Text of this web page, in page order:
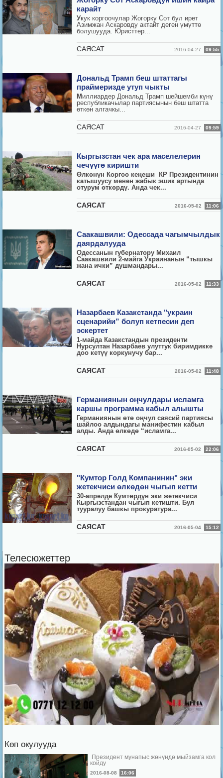
карайт
Укук коргоочулар Жогорку Сот бул ирет
Азимжан Аскаровду актайт деген үмүттө
болушууда. Юристтер...
CАЯСАТ 2016-04-27 09:55
Дональд Трамп беш штаттагы
праймеризде утуп чыкты
М иллиардер Дональд Трамп шейшемби күнү
республикачылар партиясынын беш штатта
өткөн алгачкы...
CАЯСАТ 2016-04-27 09:59
Кыргызстан чек ара маселелерин
чечүүгө киришти
Өлкөнүн Коргоо кеңеши КР Президентинин
катышуусу менен жабык эшик артында
отурум өткөрдү. Анда чек...
CАЯСАТ 2016-05-02 11:06
Саакашвили: Одессада чагымчылдык
даярдалууда
Одессанын губернатору Михаил
Саакашвили 2-майга Украинанын “тышкы
жана ички” душмандары...
CАЯСАТ 2016-05-02 11:33
Назарбаев Казакстанда "украин
сценарийи” болуп кетпесин деп
эскертет
1-майда Казакстандын президенти
Нурсултан Назарбаев улуттук биримдикке
доо кетүү коркунучу бар...
CАЯСАТ 2016-05-02 11:48
Германиянын оңчулдары исламга
каршы программа кабыл алышты
Германиянын өтө оңчул саясий партиясы
шайлоо алдындагы манифестин кабыл
алды. Анда өлкөдө “исламга...
CАЯСАТ 2016-05-02 22:06
"Кумтор Голд Компанинин" эки
жетекчиси өлкөдөн чыгып кетти
30-апрелде Кумтөрдүн эки жетекчиси
Кыргызстандан чыгып кетишти. Бул
тууралуу башкы прокуратура...
CАЯСАТ 2016-05-04 15:12
Телесюжеттер
Көп окулууда
Президент мунапыс жөнүндө мыйзамга кол
койду
2016-08-08 16:06